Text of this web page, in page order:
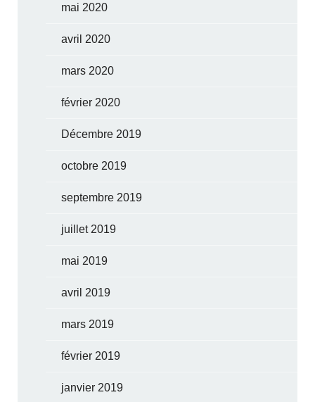
mai 2020
avril 2020
mars 2020
février 2020
Décembre 2019
octobre 2019
septembre 2019
juillet 2019
mai 2019
avril 2019
mars 2019
février 2019
janvier 2019